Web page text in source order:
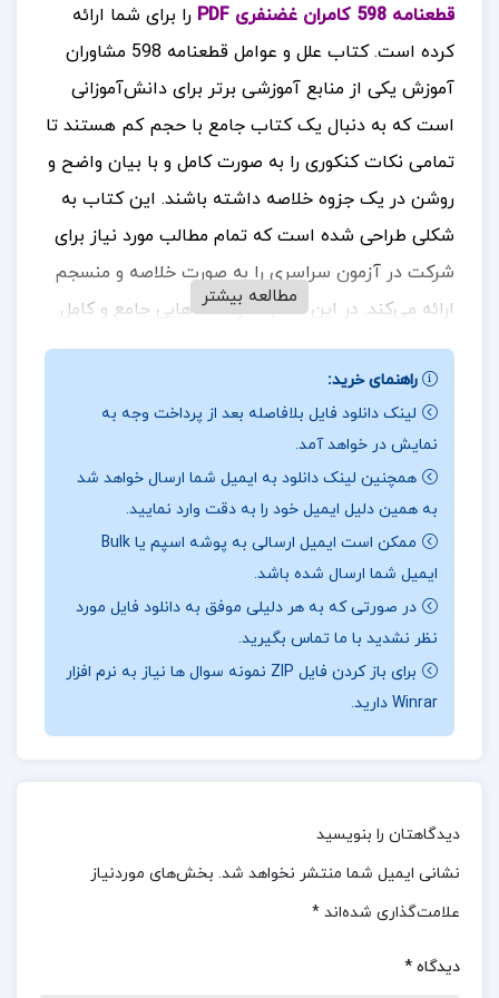
قطعنامه 598 کامران غضنفری PDF
را برای شما ارائه
کرده است. کتاب علل و عوامل قطعنامه 598 مشاوران
آموزش یکی از منابع آموزشی برتر برای دانش‌آموزانی
است که به دنبال یک کتاب جامع با حجم کم هستند تا
تمامی نکات کنکوری را به صورت کامل و با بیان واضح و
روشن در یک جزوه خلاصه داشته باشند. این کتاب به
شکلی طراحی شده است که تمام مطالب مورد نیاز برای
شرکت در آزمون سراسری را به صورت خلاصه و منسجم
ارائه می‌کند. در این کتاب، درسنامه‌هایی جامع و کامل
وجود دارد که تمامی نکات مهم کتاب درسی را به‌طور
دقیق بررسی و تشریح کرده‌اند. این درسنامه‌ها شامل
تمام نکات کنکوری است که برای دوران جمع‌بندی بسیار
مناسب و مفید هستند. کتاب فاگوزیست یازدهم
مشاوران آموزش به دانش‌آموزان کمک می‌کند تا با
اطمینان و آمادگی کامل به استقبال آزمون‌های
سراسری بروند. با استفاده از این منبع ارزشمند،
دانش‌آموزان می‌توانند تمام نکات کلیدی و مهم را به
شکلی منسجم و کاربردی یاد بگیرند و در دوران
جمع‌بندی از آن‌ها استفاده کنند. این کتاب، همراهی
مناسب برای دانش‌آموزانی است که به دنبال تسلط بر
نفس بیشتری به آزمون‌های خود بپردازند.برای خرید و
دانلود کتاب های بیشتر همراه
درباره و خلاصه کتاب علل و عوامل قطعنامه 598 کامران
غضنفری
مطالعه بیشتر
راهنمای خرید:
لینک دانلود فایل بلافاصله بعد از پرداخت وجه به
نمایش در خواهد آمد.
همچنین لینک دانلود به ایمیل شما ارسال خواهد شد
به همین دلیل ایمیل خود را به دقت وارد نمایید.
ممکن است ایمیل ارسالی به پوشه اسپم یا Bulk
ایمیل شما ارسال شده باشد.
در صورتی که به هر دلیلی موفق به دانلود فایل مورد
نظر نشدید با ما تماس بگیرید.
برای باز کردن فایل ZIP نمونه سوال ها نیاز به نرم افزار
Winrar دارید.
دیدگاهتان را بنویسید
نشانی ایمیل شما منتشر نخواهد شد. بخش‌های موردنیاز
علامت‌گذاری شده‌اند *
دیدگاه *